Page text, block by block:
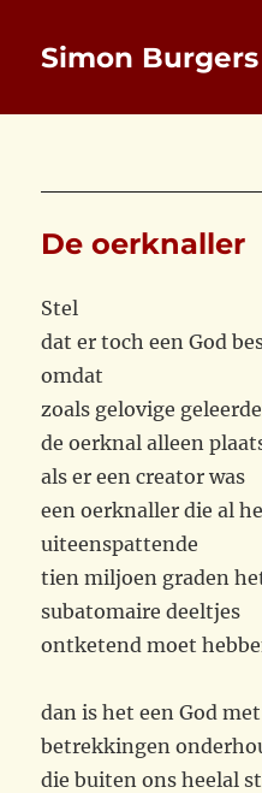
Simon Burgers
De oerknaller
Stel
dat er toch een God
omdat
zoals gelovige
de oerknal alleen
als er een creator was
een oerknaller die al
uiteenspattende
tien miljoen graden
subatomaire deeltjes
ontketend moet
dan is het een God
betrekkingen
die buiten ons heelal